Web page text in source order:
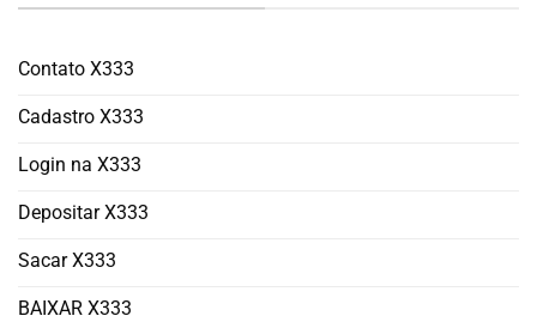
Contato X333
Cadastro X333
Login na X333
Depositar X333
Sacar X333
BAIXAR X333